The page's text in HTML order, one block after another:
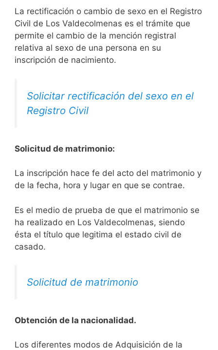
La rectificación o cambio de sexo en el Registro
Civil de Los Valdecolmenas es el trámite que
permite el cambio de la mención registral
relativa al sexo de una persona en su
inscripción de nacimiento.
Solicitar rectificación del sexo en el
Registro Civil
Solicitud de matrimonio:
La inscripción hace fe del acto del matrimonio y
de la fecha, hora y lugar en que se contrae.
Es el medio de prueba de que el matrimonio se
ha realizado en Los Valdecolmenas, siendo
ésta el título que legitima el estado civil de
casado.
Solicitud de matrimonio
Obtención de la nacionalidad.
​​​Los diferentes modos de Adquisición de la